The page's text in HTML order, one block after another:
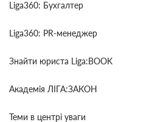
Liga360: Бухгалтер
Liga360: PR-менеджер
Знайти юриста Liga:BOOK
Академія ЛІГА:ЗАКОН
Теми в центрі уваги